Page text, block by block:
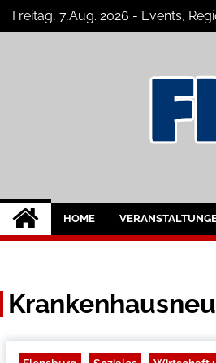
SkipFreitag, 7,Aug. 2026 - Events,
Nachrichten für
HOME